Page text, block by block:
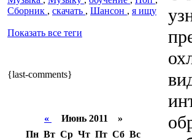
Сборник , скачать , Шансон , я ищу
Показать все теги
{last-comments}
«
Июнь 2011 »
Пн Вт Ср Чт Пт Сб Вс